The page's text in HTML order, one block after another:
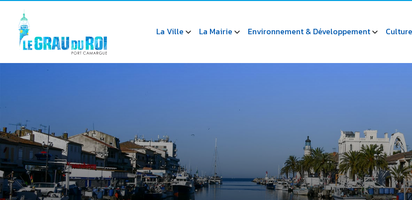
La Ville La Mairie Environnement & Développement